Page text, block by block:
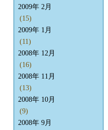
2009年 2月
(15)
2009年 1月
(11)
2008年 12月
(16)
2008年 11月
(13)
2008年 10月
(9)
2008年 9月